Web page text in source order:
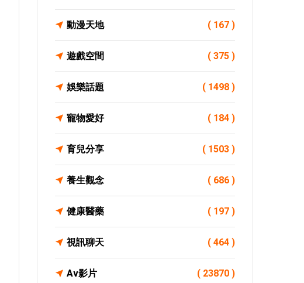
動漫天地 ( 167 )
遊戲空間 ( 375 )
娛樂話題 ( 1498 )
寵物愛好 ( 184 )
育兒分享 ( 1503 )
養生觀念 ( 686 )
健康醫藥 ( 197 )
視訊聊天 ( 464 )
Av影片 ( 23870 )